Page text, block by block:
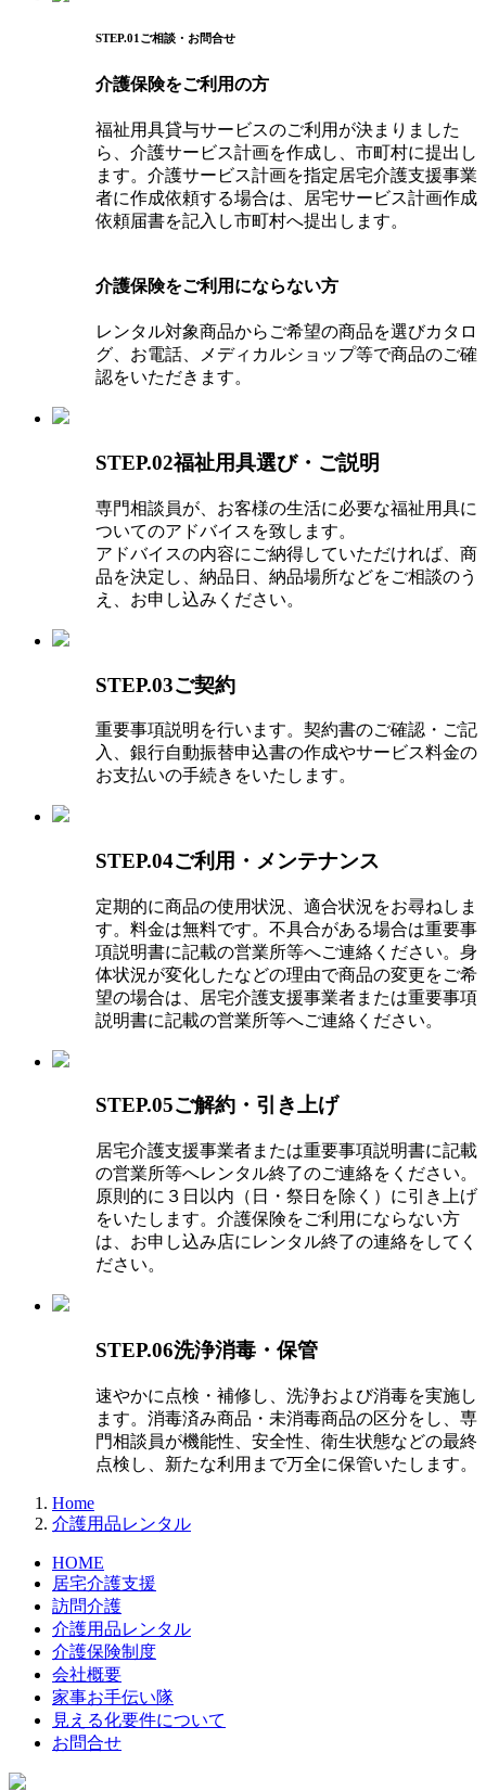
STEP.01ご相談・お問合せ
介護保険をご利用の方
福祉用具貸与サービスのご利用が決まりました
ら、介護サービス計画を作成し、市町村に提出し
ます。介護サービス計画を指定居宅介護支援事業
者に作成依頼する場合は、居宅サービス計画作成
依頼届書を記入し市町村へ提出します。
介護保険をご利用にならない方
レンタル対象商品からご希望の商品を選びカタロ
グ、お電話、メディカルショップ等で商品のご確
認をいただきます。
STEP.02福祉用具選び・ご説明
専門相談員が、お客様の生活に必要な福祉用具に
ついてのアドバイスを致します。
アドバイスの内容にご納得していただければ、商
品を決定し、納品日、納品場所などをご相談のう
え、お申し込みください。
STEP.03ご契約
重要事項説明を行います。契約書のご確認・ご記
入、銀行自動振替申込書の作成やサービス料金の
お支払いの手続きをいたします。
STEP.04ご利用・メンテナンス
定期的に商品の使用状況、適合状況をお尋ねしま
す。料金は無料です。不具合がある場合は重要事
項説明書に記載の営業所等へご連絡ください。身
体状況が変化したなどの理由で商品の変更をご希
望の場合は、居宅介護支援事業者または重要事項
説明書に記載の営業所等へご連絡ください。
STEP.05ご解約・引き上げ
居宅介護支援事業者または重要事項説明書に記載
の営業所等へレンタル終了のご連絡をください。
原則的に３日以内（日・祭日を除く）に引き上げ
をいたします。介護保険をご利用にならない方
は、お申し込み店にレンタル終了の連絡をしてく
ださい。
STEP.06洗浄消毒・保管
速やかに点検・補修し、洗浄および消毒を実施し
ます。消毒済み商品・未消毒商品の区分をし、専
門相談員が機能性、安全性、衛生状態などの最終
点検し、新たな利用まで万全に保管いたします。
Home
介護用品レンタル
HOME
居宅介護支援
訪問介護
介護用品レンタル
介護保険制度
会社概要
家事お手伝い隊
見える化要件について
お問合せ